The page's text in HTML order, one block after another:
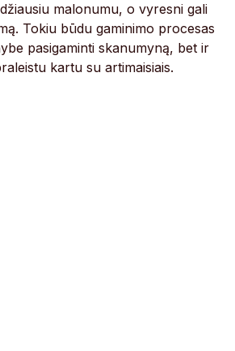
malonumu, o vyresni gali
Tokiu būdu gaminimo procesas
pasigaminti skanumyną, bet ir
kartu su artimaisiais.